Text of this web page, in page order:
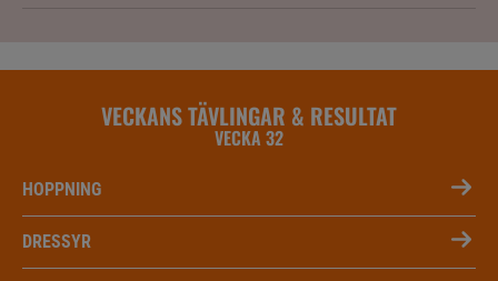
VECKANS TÄVLINGAR & RESULTAT
VECKA 32
HOPPNING
DRESSYR